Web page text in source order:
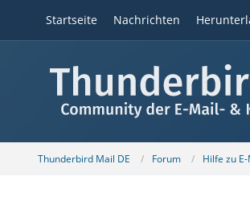
Startseite Nachrichten
Thunderbird Mail DE Forum Hilfe zu